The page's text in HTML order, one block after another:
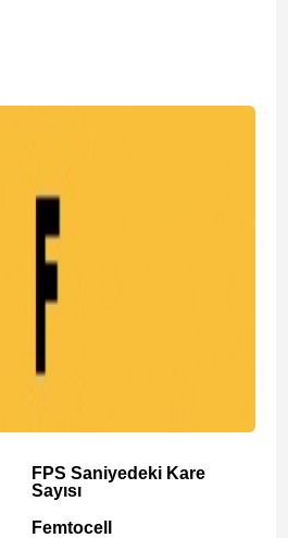
FPS Saniyedeki Kare
Sayısı
Femtocell